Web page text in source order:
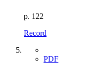
p. 122
Record
PDF